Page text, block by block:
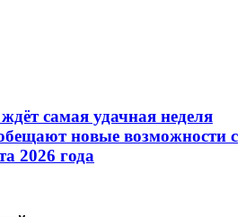
самая удачная неделя
новые возможности с
2026 года